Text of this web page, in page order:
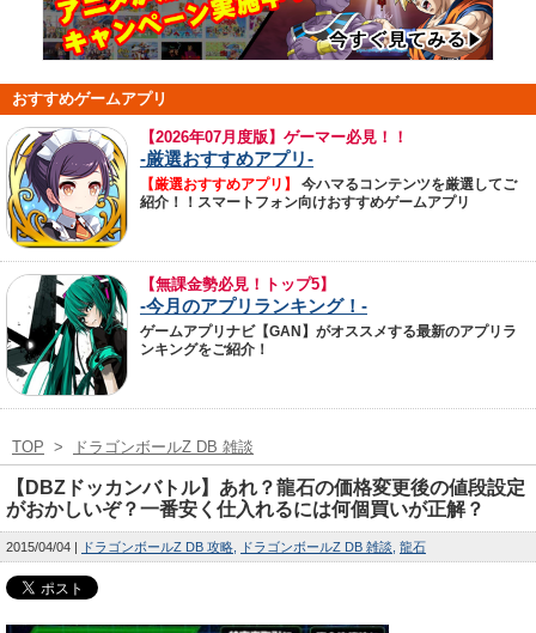
おすすめゲームアプリ
【2026年07月度版】ゲーマー必見！！
-厳選おすすめアプリ-
【厳選おすすめアプリ】
今ハマるコンテンツを厳選してご
紹介！！スマートフォン向けおすすめゲームアプリ
【無課金勢必見！トップ5】
-今月のアプリランキング！-
ゲームアプリナビ【GAN】がオススメする最新のアプリラ
ンキングをご紹介！
TOP > ドラゴンボールZ DB 雑談
【DBZドッカンバトル】あれ？龍石の価格変更後の値段設定
がおかしいぞ？一番安く仕入れるには何個買いが正解？
2015/04/04 ドラゴンボールZ DB 攻略 ドラゴンボールZ DB 雑談 龍石